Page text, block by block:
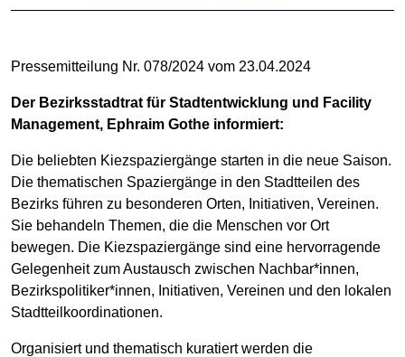
Pressemitteilung Nr. 078/2024 vom 23.04.2024
Der Bezirksstadtrat für Stadtentwicklung und Facility
Management, Ephraim Gothe informiert:
Die beliebten Kiezspaziergänge starten in die neue Saison.
Die thematischen Spaziergänge in den Stadtteilen des
Bezirks führen zu besonderen Orten, Initiativen, Vereinen.
Sie behandeln Themen, die die Menschen vor Ort
bewegen. Die Kiezspaziergänge sind eine hervorragende
Gelegenheit zum Austausch zwischen Nachbar*innen,
Bezirkspolitiker*innen, Initiativen, Vereinen und den lokalen
Stadtteilkoordinationen.
Organisiert und thematisch kuratiert werden die